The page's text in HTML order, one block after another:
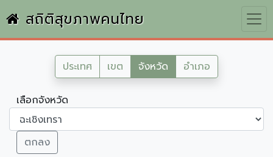
สถิติสุขภาพคนไทย
ประเทศ เขต จังหวัด อำเภอ
เลือกจังหวัด
ตกลง